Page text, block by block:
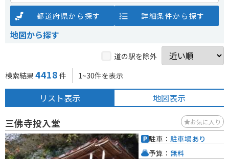
都道府県から探す 詳細条件から探す
地図から探す
道の駅を除外
検索結果 4418 件 1~30件を表示
リスト表示 地図表示
三佛寺投入堂 お気に入り
駐車： 駐車場あり
予算： 無料